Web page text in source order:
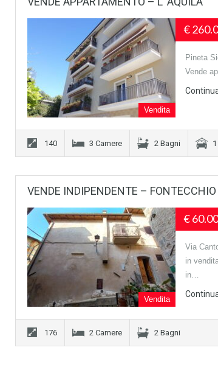
Vendita
€
Pineta
Vende
140 3 Camere 2 Bagni
VENDE INDIPENDENTE – FONTECCHIO
Vendita
€
Via
in
in…
176 2 Camere 2 Bagni